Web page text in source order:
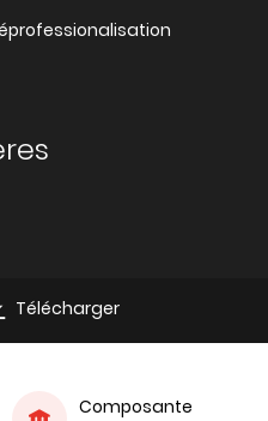
Télécharger
Composante